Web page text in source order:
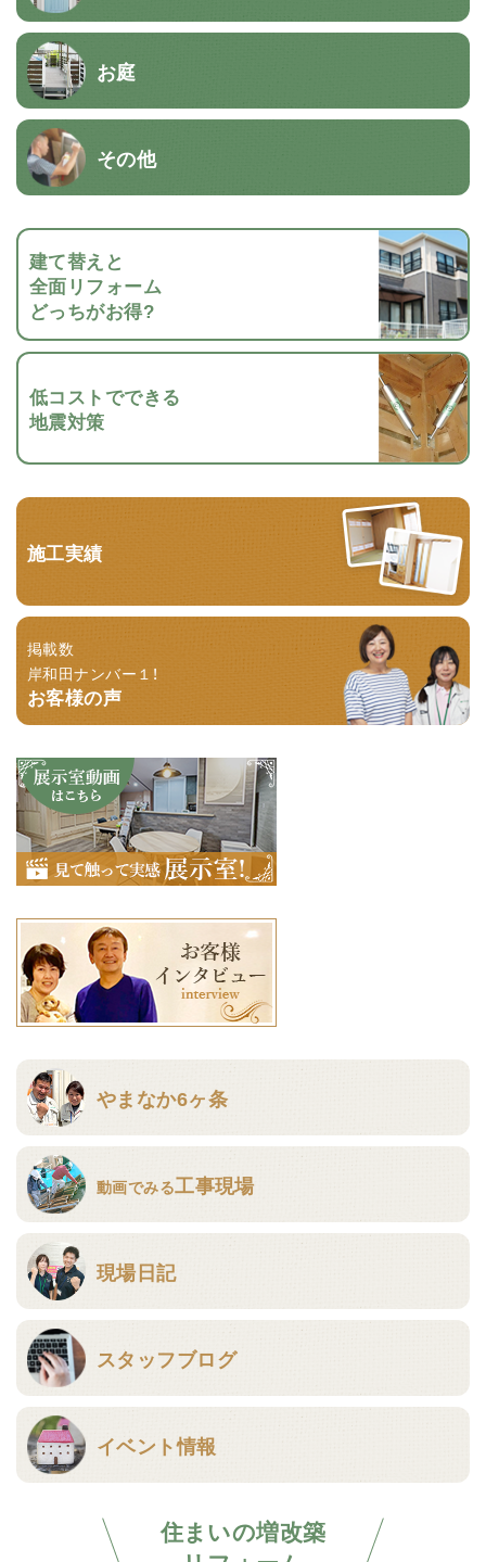
お庭
その他
建て替えと
全面リフォーム
どっちがお得?
低コストでできる
地震対策
施工実績
掲載数
岸和田ナンバー１！
お客様の声
やまなか6ヶ条
動画でみる工事現場
現場日記
スタッフブログ
イベント情報
住まいの増改築